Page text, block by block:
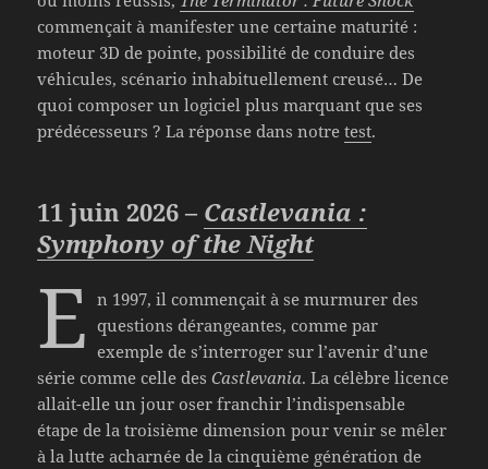
commençait à manifester une certaine maturité :
moteur 3D de pointe, possibilité de conduire des
véhicules, scénario inhabituellement creusé… De
quoi composer un logiciel plus marquant que ses
prédécesseurs ? La réponse dans notretest.
11 juin 2026 – Castlevania :
Symphony of the Night
E n 1997, il commençait à se murmurer des
questions dérangeantes, comme par
exemple de s’interroger sur l’avenir d’une
série comme celle desCastlevania. La célèbre licence
allait-elle un jour oser franchir l’indispensable
étape de la troisième dimension pour venir se mêler
à la lutte acharnée de la cinquième génération de